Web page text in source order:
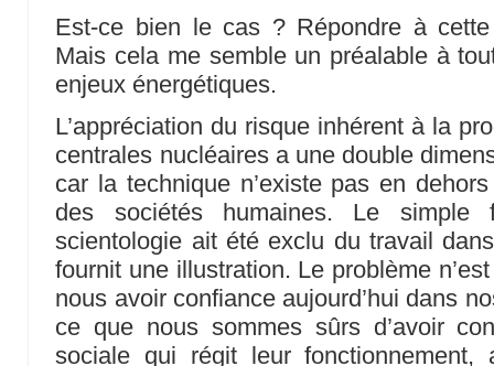
Est-ce bien le cas ? Répondre à
Mais cela me semble un préalable à
enjeux énergétiques.
L’appréciation du risque inhérent à la
centrales nucléaires a une double
car la technique n’existe pas en
des sociétés humaines. Le simple
scientologie ait été exclu du travail
fournit une illustration. Le problème
nous avoir confiance aujourd’hui dans
ce que nous sommes sûrs d’avoir
sociale qui régit leur fonctionnement,